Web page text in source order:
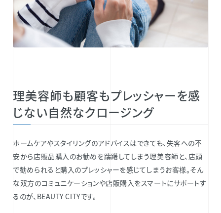
理美容師も顧客もプレッシャーを感
じない自然なクロージング
ホームケアやスタイリングのアドバイスはできても、失客への不
安から店販品購入のお勧めを躊躇してしまう理美容師と、店頭
で勧められると購入のプレッシャーを感じてしまうお客様。そん
な双方のコミュニケーションや店販購入をスマートにサポートす
るのが、BEAUTY CITYです。